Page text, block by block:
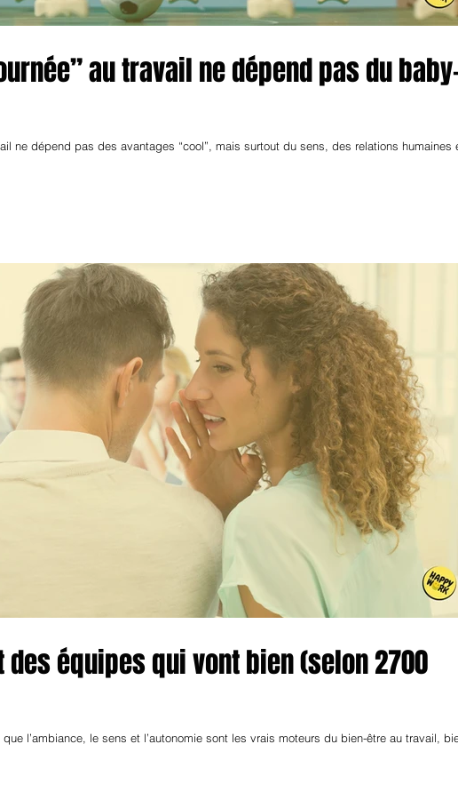
au travail ne dépend pas du
ne dépend pas des avantages “cool”, mais surtout du sens, des relations humaines
équipes qui vont bien (selon 2700
l’ambiance, le sens et l’autonomie sont les vrais moteurs du bien-être au travail,